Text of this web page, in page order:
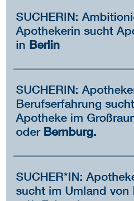
SUCHERIN:
Apothekerin sucht
in Berlin
SUCHERIN:
Berufserfahrung
Apotheke im
oder Bernburg.
SUCHER*IN:
sucht im Umland von